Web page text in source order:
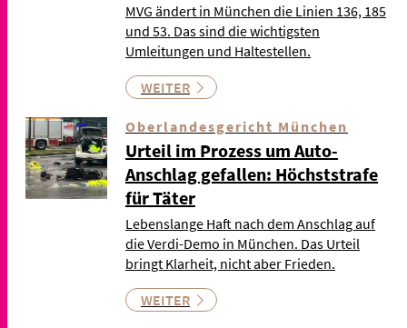
MVG ändert in München die Linien 136, 185
und 53. Das sind die wichtigsten
Umleitungen und Haltestellen.
WEITER
Oberlandesgericht München
Urteil im Prozess um Auto-
Anschlag gefallen: Höchststrafe
für Täter
Lebenslange Haft nach dem Anschlag auf
die Verdi-Demo in München. Das Urteil
bringt Klarheit, nicht aber Frieden.
WEITER